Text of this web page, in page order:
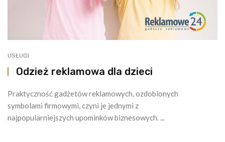
USŁUGI
Odzież reklamowa dla dzieci
Praktyczność gadżetów reklamowych, ozdobionych
symbolami firmowymi, czyni je jednymi z
najpopularniejszych upominków biznesowych. ...